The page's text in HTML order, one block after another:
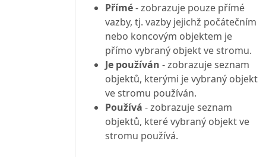
Přímé- zobrazuje pouze přímé
vazby, tj. vazby jejichž počátečním
nebo koncovým objektem je
přímo vybraný objekt ve stromu.
Je používán - zobrazuje seznam
objektů, kterými je vybraný objekt
ve stromu používán.
Používá - zobrazuje seznam
objektů, které vybraný objekt ve
stromu používá.